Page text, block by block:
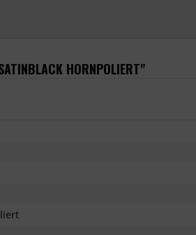
HORNPOLIERT"